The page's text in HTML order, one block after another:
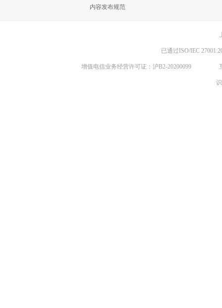
内容发布规范
已通过ISO/IEC
增值电信业务经营许可证：沪B2-20200099